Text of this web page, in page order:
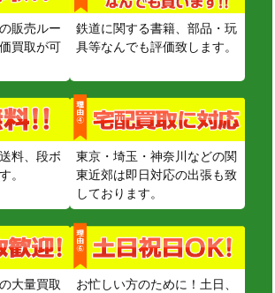
販売ルー
買取が可
鉄道に関する書籍、部品・玩
具等なんでも評価致します。
料、段ボ
。
東京・埼玉・神奈川などの関
東近郊は即日対応の出張も致
しております。
大量買取
お忙しい方のために！土日、